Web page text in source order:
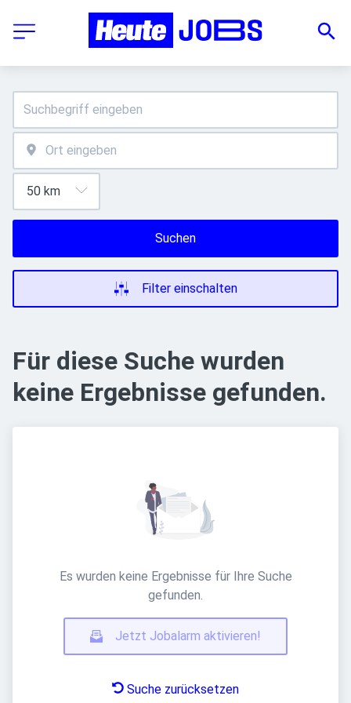
Suchen
Filter einschalten
Für diese Suche wurden
keine Ergebnisse gefunden.
Es wurden keine Ergebnisse für Ihre Suche
gefunden.
Jetzt Jobalarm aktivieren!
Suche zurücksetzen